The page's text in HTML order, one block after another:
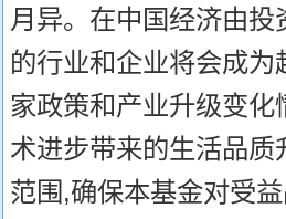
月异。在中国经济由
的行业和企业将会成
家政策和产业升级变
术进步带来的生活品
范围,确保本基金对受